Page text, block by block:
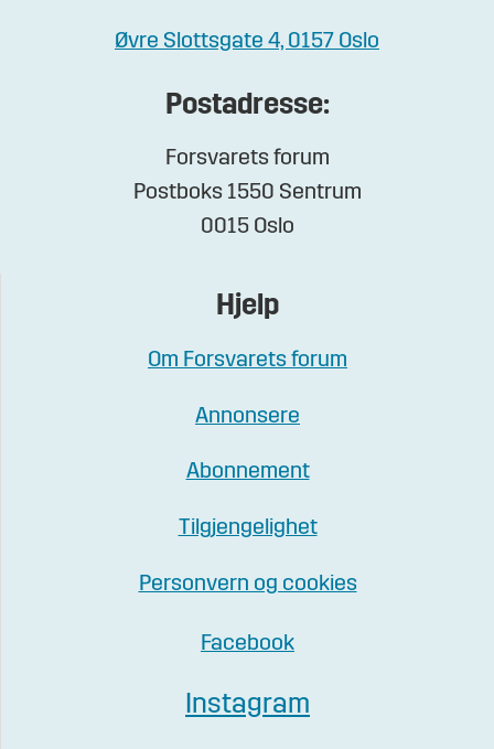
Øvre Slottsgate 4, 0157 Oslo
Postadresse:
Forsvarets forum
Postboks 1550 Sentrum
0015 Oslo
Hjelp
Om Forsvarets forum
Annonsere
Abonnement
Tilgjengelighet
Personvern og cookies
Facebook
Instagram